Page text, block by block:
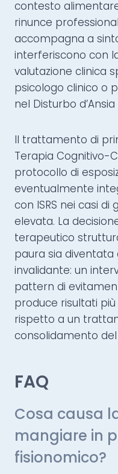
contesto
rinunce
accompagna a
interferiscono con
valutazione clinica
psicologo clinico o
nel Disturbo d’Ansia
Il trattamento di
Terapia Cognitivo-
protocollo di
eventualmente
con ISRS nei casi
elevata. La
terapeutico
paura sia
invalidante: un
pattern di
produce risultati
rispetto a un
consolidamento
FAQ
Cosa causa
mangiare in
fisionomico?